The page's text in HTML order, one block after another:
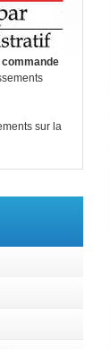
commande
sur la